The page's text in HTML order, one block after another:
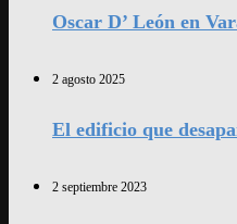
Oscar D’ León en
2 agosto 2025
El edificio que
2 septiembre 2023